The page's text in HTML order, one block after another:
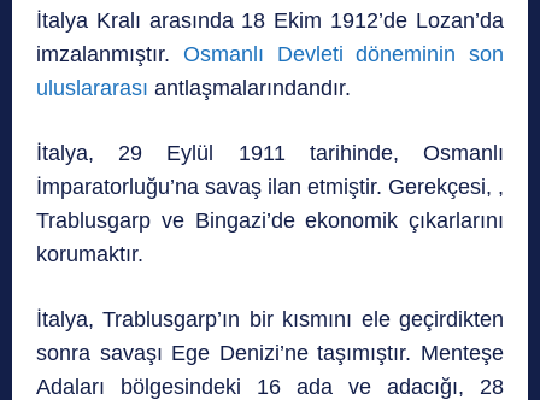
İtalya Kralı arasında 18 Ekim 1912’de Lozan’da
imzalanmıştır. Osmanlı Devleti döneminin son
uluslararası antlaşmalarındandır.
İtalya, 29 Eylül 1911 tarihinde, Osmanlı
İmparatorluğu’na savaş ilan etmiştir. Gerekçesi, ,
Trablusgarp ve Bingazi’de ekonomik çıkarlarını
korumaktır.
İtalya, Trablusgarp’ın bir kısmını ele geçirdikten
sonra savaşı Ege Denizi’ne taşımıştır. Menteşe
Adaları bölgesindeki 16 ada ve adacığı, 28